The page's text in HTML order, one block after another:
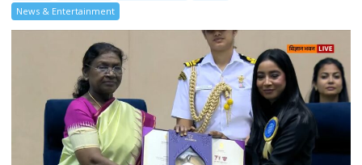
News & Entertainment